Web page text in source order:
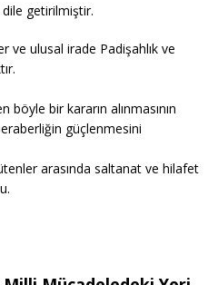
getirilmiştir.
ve ulusal irade Padişahlık ve
bir kararın alınmasının
güçlenmesini
arasında saltanat ve hilafet